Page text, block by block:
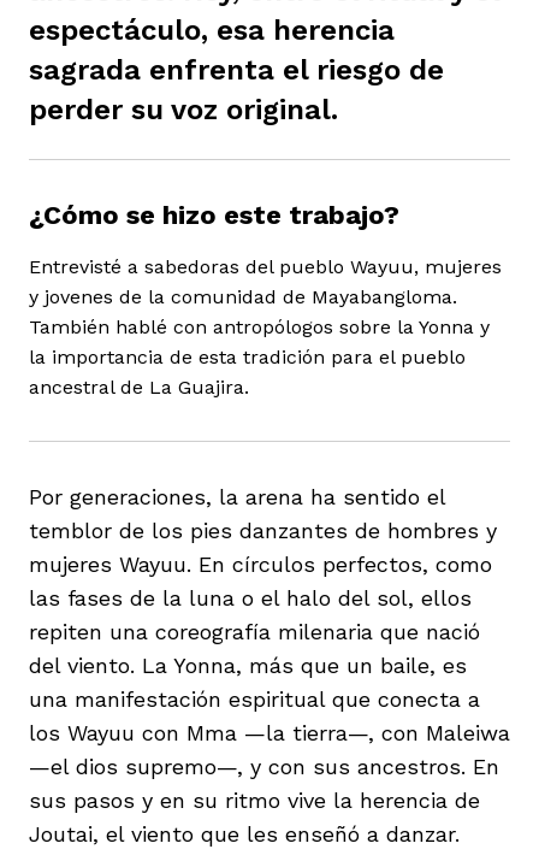
espectáculo, esa herencia
sagrada enfrenta el riesgo de
perder su voz original.
¿Cómo se hizo este trabajo?
Entrevisté a sabedoras del pueblo Wayuu, mujeres
y jovenes de la comunidad de Mayabangloma.
También hablé con antropólogos sobre la Yonna y
la importancia de esta tradición para el pueblo
ancestral de La Guajira.
Por generaciones, la arena ha sentido el
temblor de los pies danzantes de hombres y
mujeres Wayuu. En círculos perfectos, como
las fases de la luna o el halo del sol, ellos
repiten una coreografía milenaria que nació
del viento. La Yonna, más que un baile, es
una manifestación espiritual que conecta a
los Wayuu con Mma —la tierra—, con Maleiwa
—el dios supremo—, y con sus ancestros. En
sus pasos y en su ritmo vive la herencia de
Joutai, el viento que les enseñó a danzar.
equipo
nuestro contenido